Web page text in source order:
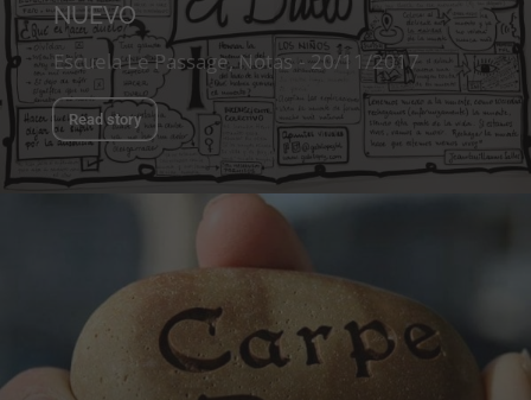
NUEVO
Escuela Le Passage,Notas 20/11/2017
Read story